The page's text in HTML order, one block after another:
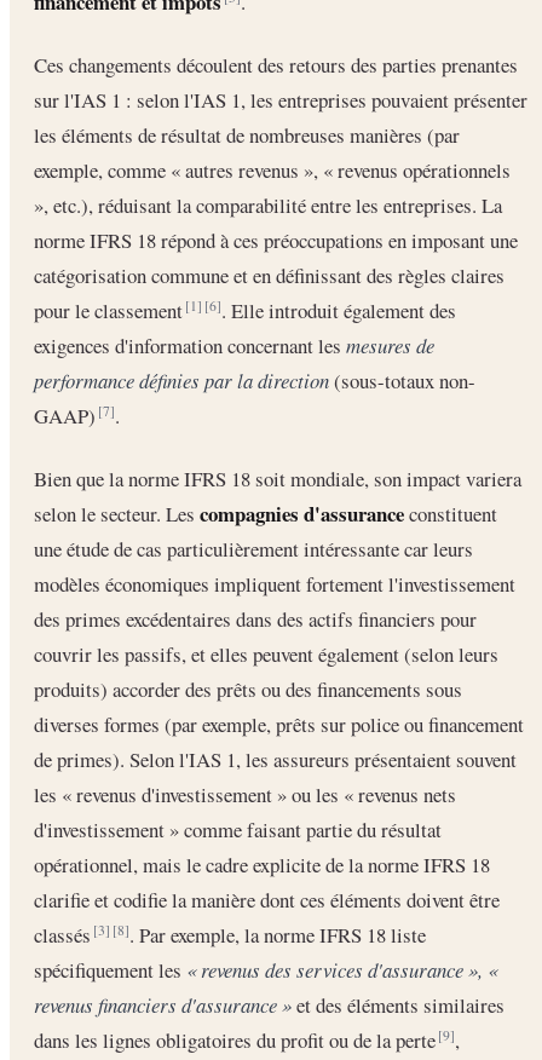
Ces changements découlent des retours des parties prenantes
sur l'IAS 1 : selon l'IAS 1, les entreprises pouvaient présenter
les éléments de résultat de nombreuses manières (par
exemple, comme « autres revenus », « revenus opérationnels
», etc.), réduisant la comparabilité entre les entreprises. La
norme IFRS 18 répond à ces préoccupations en imposant une
catégorisation commune et en définissant des règles claires
pour le classement[1] [6]. Elle introduit également des
exigences d'information concernant les mesures de
performance définies par la direction(sous-totaux non-
GAAP)[7].
Bien que la norme IFRS 18 soit mondiale, son impact variera
selon le secteur. Les compagnies d'assuranceconstituent
une étude de cas particulièrement intéressante car leurs
modèles économiques impliquent fortement l'investissement
des primes excédentaires dans des actifs financiers pour
couvrir les passifs, et elles peuvent également (selon leurs
produits) accorder des prêts ou des financements sous
diverses formes (par exemple, prêts sur police ou financement
de primes). Selon l'IAS 1, les assureurs présentaient souvent
les « revenus d'investissement » ou les « revenus nets
d'investissement » comme faisant partie du résultat
opérationnel, mais le cadre explicite de la norme IFRS 18
clarifie et codifie la manière dont ces éléments doivent être
classés[3] [8]. Par exemple, la norme IFRS 18 liste
spécifiquement les « revenus des services d'assurance », «
revenus financiers d'assurance »et des éléments similaires
dans les lignes obligatoires du profit ou de la perte[9],